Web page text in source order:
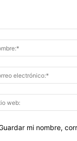
mi nombre,